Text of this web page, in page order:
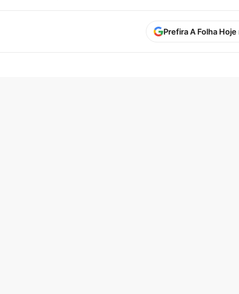
Prefira A Folha